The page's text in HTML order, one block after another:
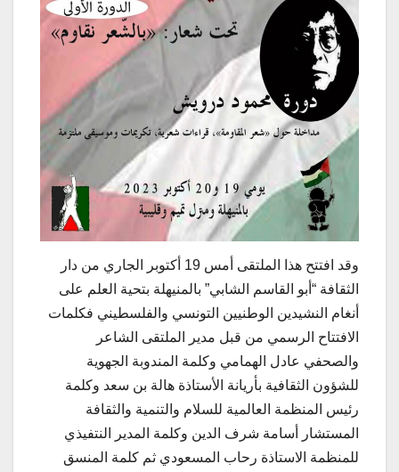
وقد افتتح هذا الملتقى أمس 19 أكتوبر الجاري من دار
الثقافة “أبو القاسم الشابي” بالمنيهلة بتحية العلم على
أنغام النشيدين الوطنيين التونسي والفلسطيني فكلمات
الافتتاح الرسمي من قبل مدير الملتقى الشاعر
والصحفي عادل الهمامي وكلمة المندوبة الجهوية
للشؤون الثقافية بأريانة الأستاذة هالة بن سعد وكلمة
رئيس المنظمة العالمية للسلام والتنمية والثقافة
المستشار أسامة شرف الدين وكلمة المدير النتفيذي
للمنظمة الاستاذة رحاب المسعودي ثم كلمة المنسق